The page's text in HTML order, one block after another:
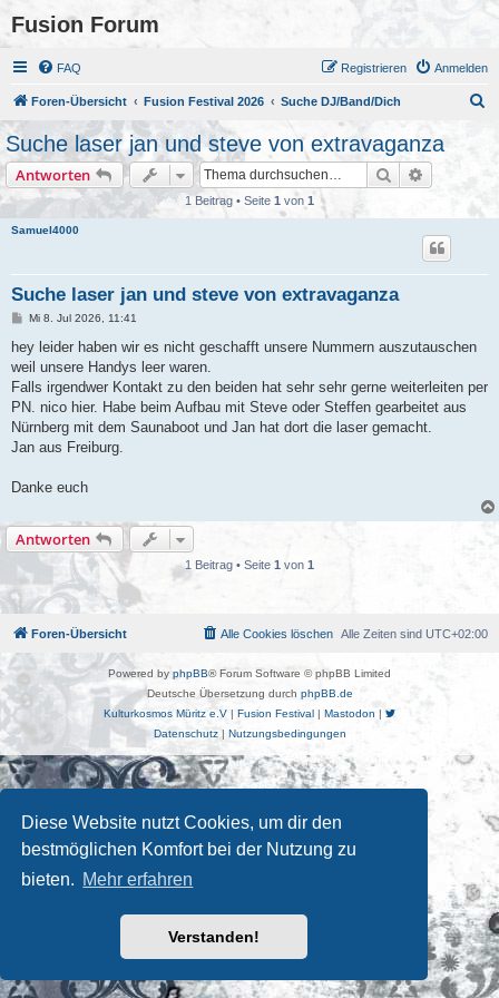
Diese Website nutzt Cookies, um dir den
bestmöglichen Komfort bei der Nutzung zu
bieten. Mehr erfahren
Verstanden!
Fusion Forum
FAQ Anmelden
Registrieren
Foren-Übersicht Fusion Festival 2026 Suche DJ/Band/Dich
Suche laser jan und steve von extravaganza
Antworten Suche
1 Beitrag • Seite 1 von 1
Samuel4000
Suche laser jan und steve von extravaganza
B
i
t
r
a
Mi 8. Jul 2026, 11:41
hey leider haben wir es nicht geschafft unsere Nummern auszutauschen
weil unsere Handys leer waren.
Falls irgendwer Kontakt zu den beiden hat sehr sehr gerne weiterleiten per
PN. nico hier. Habe beim Aufbau mit Steve oder Steffen gearbeitet aus
Nürnberg mit dem Saunaboot und Jan hat dort die laser gemacht.
Jan aus Freiburg.
Danke euch
Antworten
1 Beitrag • Seite 1 von 1
Foren-Übersicht Alle Zeiten sind UTC+02:00
Alle Cookies löschen
Powered by phpBB® Forum Software © phpBB Limited
Deutsche Übersetzung durch phpBB.de
Kulturkosmos Müritz e.V | Fusion Festival | Mastodon |
Datenschutz| Nutzungsbedingungen